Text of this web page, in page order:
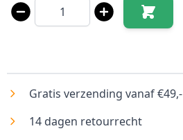
Aantal
Gratis verzending vanaf €49,-
14 dagen retourrecht